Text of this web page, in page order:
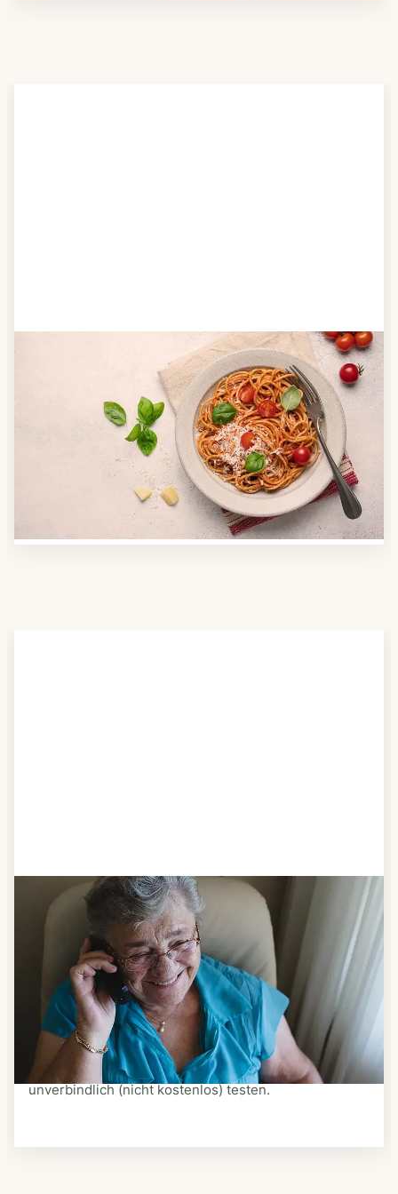
Anbieter finden
Nutzen Sie unsere große Mahlzeiten-Dienst-Suche,
um herauszufinden, welche Anbieter es in Ihrer
Region gibt und welcher am besten zu Ihnen passt.
Verschaffen Sie sich auch einen Überblick über die
Essen auf Rädern-Kosten.
Schritt 3
Bestellen & liefern lassen
Suchen Sie sich aus dem Speiseplan Ihres Anbieters
aus, was Ihnen schmeckt. Bestellen Sie telefonisch,
schriftlich oder im Online-Shop Ihres Anbieters.
Ein Kurier liefert Ihnen das bestellte Essen zum
vereinbarten Zeitpunkt nach Hause. Bei vielen
Anbietern können Sie Essen auf Rädern auch
unverbindlich (nicht kostenlos) testen.